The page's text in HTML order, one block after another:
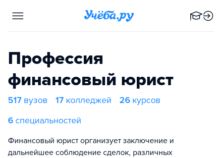
Профессия
финансовый юрист
517 вузов 17 колледжей 26 курсов
6 специальностей
Финансовый юрист организует заключение и
дальнейшее соблюдение сделок, различных